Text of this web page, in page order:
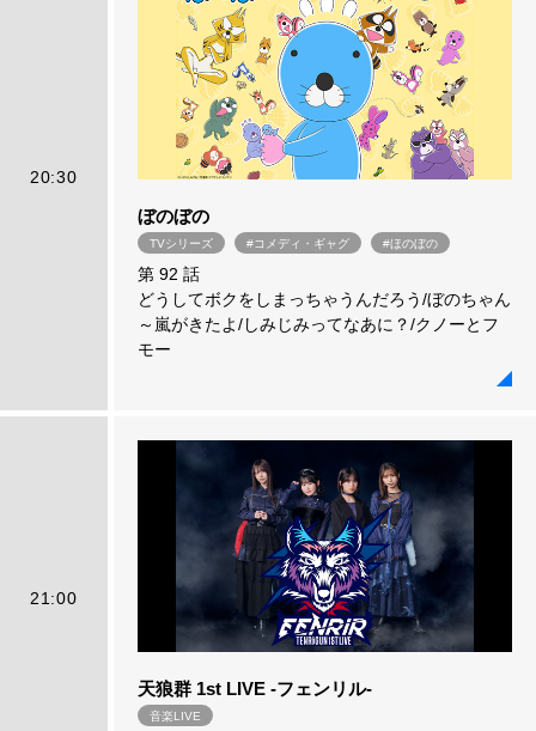
20:30
ぼのぼの
TVシリーズ #コメディ・ギャグ #ほのぼの
第 92 話
どうしてボクをしまっちゃうんだろう/ぼのちゃん
～嵐がきたよ/しみじみってなあに？/クノーとフ
モー
21:00
天狼群 1st LIVE -フェンリル-
音楽LIVE